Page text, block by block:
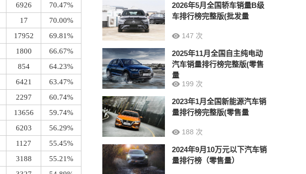
6926
70.47%
17
70.00%
17952
69.81%
1800
66.67%
854
64.23%
6421
63.47%
2297
60.74%
13656
59.74%
6203
56.29%
1127
55.45%
3188
55.21%
2026年5月全国轿车销量B级
车排行榜完整版(批发量
147 次
2025年11月全国自主纯电动
汽车销量排行榜完整版(零售
量
199 次
2023年1月全国新能源汽车销
量排行榜完整版(零售量
188 次
2024年9月10万元以下汽车销
量排行榜（零售量）